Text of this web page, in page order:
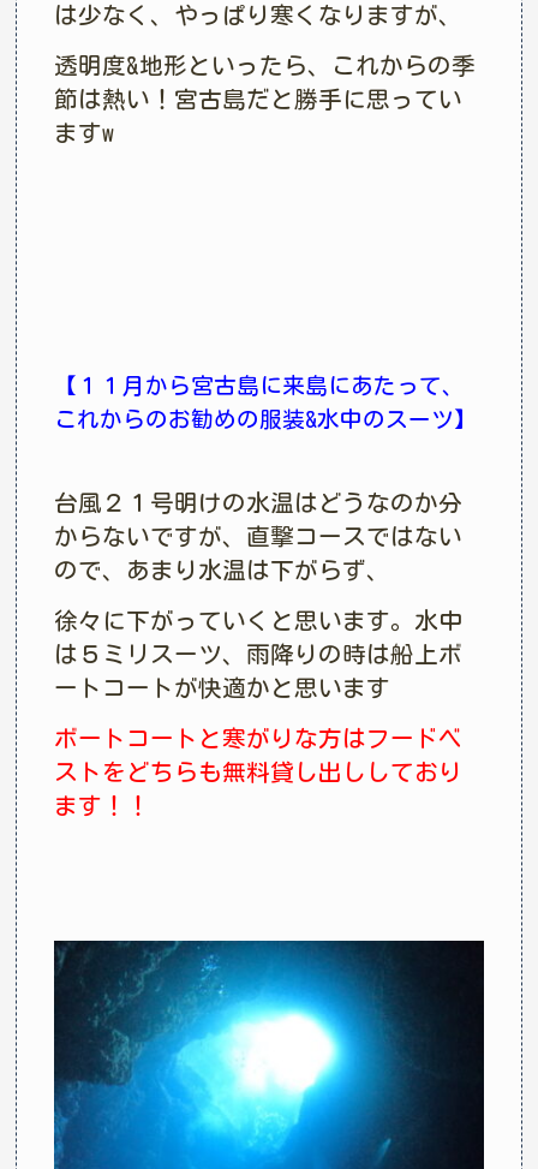
は少なく、やっぱり寒くなりますが、
透明度&地形といったら、これからの季
節は熱い！宮古島だと勝手に思ってい
ますw
【１１月から宮古島に来島にあたって、
これからのお勧めの服装&水中のスーツ】
台風２１号明けの水温はどうなのか分
からないですが、直撃コースではない
ので、あまり水温は下がらず、
徐々に下がっていくと思います。水中
は５ミリスーツ、雨降りの時は船上ボ
ートコートが快適かと思います
ボートコートと寒がりな方はフードベ
ストをどちらも無料貸し出ししており
ます！！